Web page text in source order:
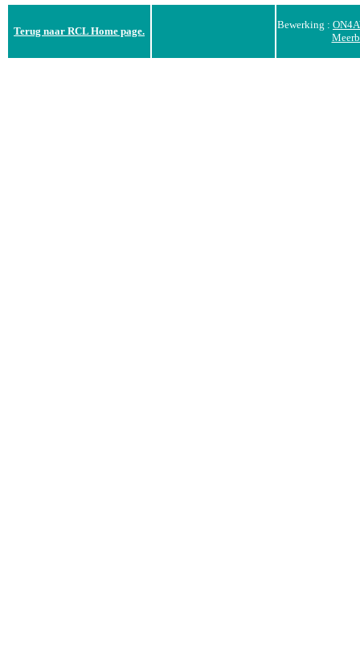
Terug naar RCL Home page.
Bewerking :